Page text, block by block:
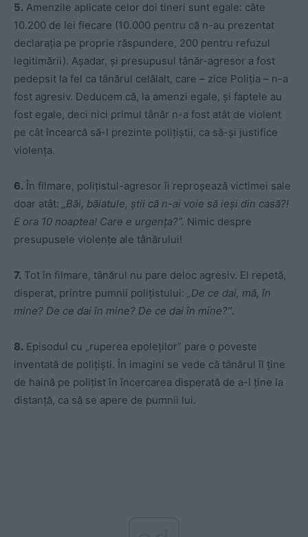
5. Amenzile aplicate celor doi tineri sunt egale: câte
10.200 de lei fiecare (10.000 pentru că n-au prezentat
declarația pe proprie răspundere, 200 pentru refuzul
legitimării). Așadar, și presupusul tânăr-agresor a fost
pedepsit la fel ca tânărul celălalt, care – zice Poliția – n-a
fost agresiv. Deducem că, la amenzi egale, și faptele au
fost egale, deci nici primul tânăr n-a fost atât de violent
pe cât încearcă să-l prezinte polițiștii, ca să-și justifice
violența.
6. În filmare, polițistul-agresor îi reproșează victimei sale
doar atât: „Băi, băiatule, știi că n-ai voie să ieși din casă?!
E ora 10 noaptea! Care e urgența?”. Nimic despre
presupusele violențe ale tânărului!
7. Tot în filmare, tânărul nu pare deloc agresiv. El repetă,
disperat, printre pumnii polițistului: „De ce dai, mă, în
mine? De ce dai în mine? De ce dai în mine?”.
8. Episodul cu „ruperea epoleților” pare o poveste
inventată de polițiști. În imagini se vede că tânărul îl ține
de haină pe polițist în încercarea disperată de a-l ține la
distanță, ca să se apere de pumnii lui.